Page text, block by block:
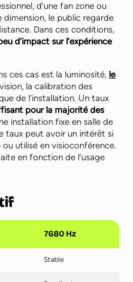
d’une fan zone ou
dimension, le public regarde
Dans ces conditions,
d’impact sur l’expérience
ces cas est la luminosité, le
la calibration des
de l’installation. Un taux
pour la majorité des
installation fixe en salle de
taux peut avoir un intérêt si
utilisé en visioconférence.
en fonction de l’usage
7680 Hz
Stable